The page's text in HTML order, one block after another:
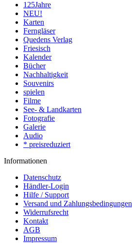
125Jahre
NEU!
Karten
Ferngläser
Quedens Verlag
Friesisch
Kalender
Bücher
Nachhaltigkeit
Souvenirs
spielen
Filme
See- & Landkarten
Fotografie
Galerie
Audio
* preisreduziert
Informationen
Datenschutz
Händler-Login
Hilfe / Support
Versand und Zahlungsbedingungen
Widerrufsrecht
Kontakt
AGB
Impressum